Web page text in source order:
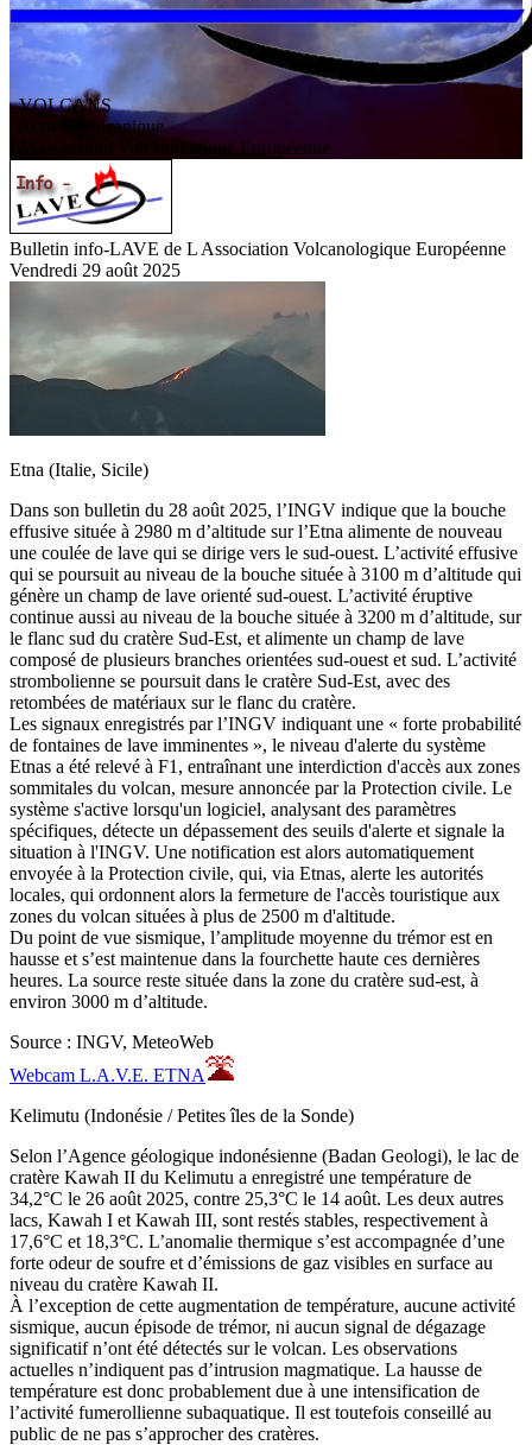
VOLCANS
/ Activité volcanique
ssociation V olcanologiqueEuropéenne
Bulletin info-LAVE de L Association Volcanologique Européenne
Vendredi 29 août 2025
Etna (Italie, Sicile)
Dans son bulletin du 28 août 2025, l’INGV indique que la bouche
effusive située à 2980 m d’altitude sur l’Etna alimente de nouveau
une coulée de lave qui se dirige vers le sud-ouest. L’activité effusive
qui se poursuit au niveau de la bouche située à 3100 m d’altitude qui
génère un champ de lave orienté sud-ouest. L’activité éruptive
continue aussi au niveau de la bouche située à 3200 m d’altitude, sur
le flanc sud du cratère Sud-Est, et alimente un champ de lave
composé de plusieurs branches orientées sud-ouest et sud. L’activité
strombolienne se poursuit dans le cratère Sud-Est, avec des
retombées de matériaux sur le flanc du cratère.
Les signaux enregistrés par l’INGV indiquant une « forte probabilité
de fontaines de lave imminentes », le niveau d'alerte du système
Etnas a été relevé à F1, entraînant une interdiction d'accès aux zones
sommitales du volcan, mesure annoncée par la Protection civile. Le
système s'active lorsqu'un logiciel, analysant des paramètres
spécifiques, détecte un dépassement des seuils d'alerte et signale la
situation à l'INGV. Une notification est alors automatiquement
envoyée à la Protection civile, qui, via Etnas, alerte les autorités
locales, qui ordonnent alors la fermeture de l'accès touristique aux
zones du volcan situées à plus de 2500 m d'altitude.
Du point de vue sismique, l’amplitude moyenne du trémor est en
hausse et s’est maintenue dans la fourchette haute ces dernières
heures. La source reste située dans la zone du cratère sud-est, à
environ 3000 m d’altitude.
Source : INGV, MeteoWeb
Webcam L.A.V.E. ETNA
Kelimutu (Indonésie / Petites îles de la Sonde)
Selon l’Agence géologique indonésienne (Badan Geologi), le lac de
cratère Kawah II du Kelimutu a enregistré une température de
34,2°C le 26 août 2025, contre 25,3°C le 14 août. Les deux autres
lacs, Kawah I et Kawah III, sont restés stables, respectivement à
17,6°C et 18,3°C. L’anomalie thermique s’est accompagnée d’une
forte odeur de soufre et d’émissions de gaz visibles en surface au
niveau du cratère Kawah II.
À l’exception de cette augmentation de température, aucune activité
sismique, aucun épisode de trémor, ni aucun signal de dégazage
significatif n’ont été détectés sur le volcan. Les observations
actuelles n’indiquent pas d’intrusion magmatique. La hausse de
température est donc probablement due à une intensification de
l’activité fumerollienne subaquatique. Il est toutefois conseillé au
public de ne pas s’approcher des cratères.